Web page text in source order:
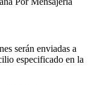
serán enviadas a
especificado en la